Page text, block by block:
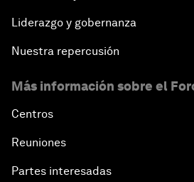
Liderazgo y gobernanza
Nuestra repercusión
Más información sobre el
Centros
Reuniones
Partes interesadas